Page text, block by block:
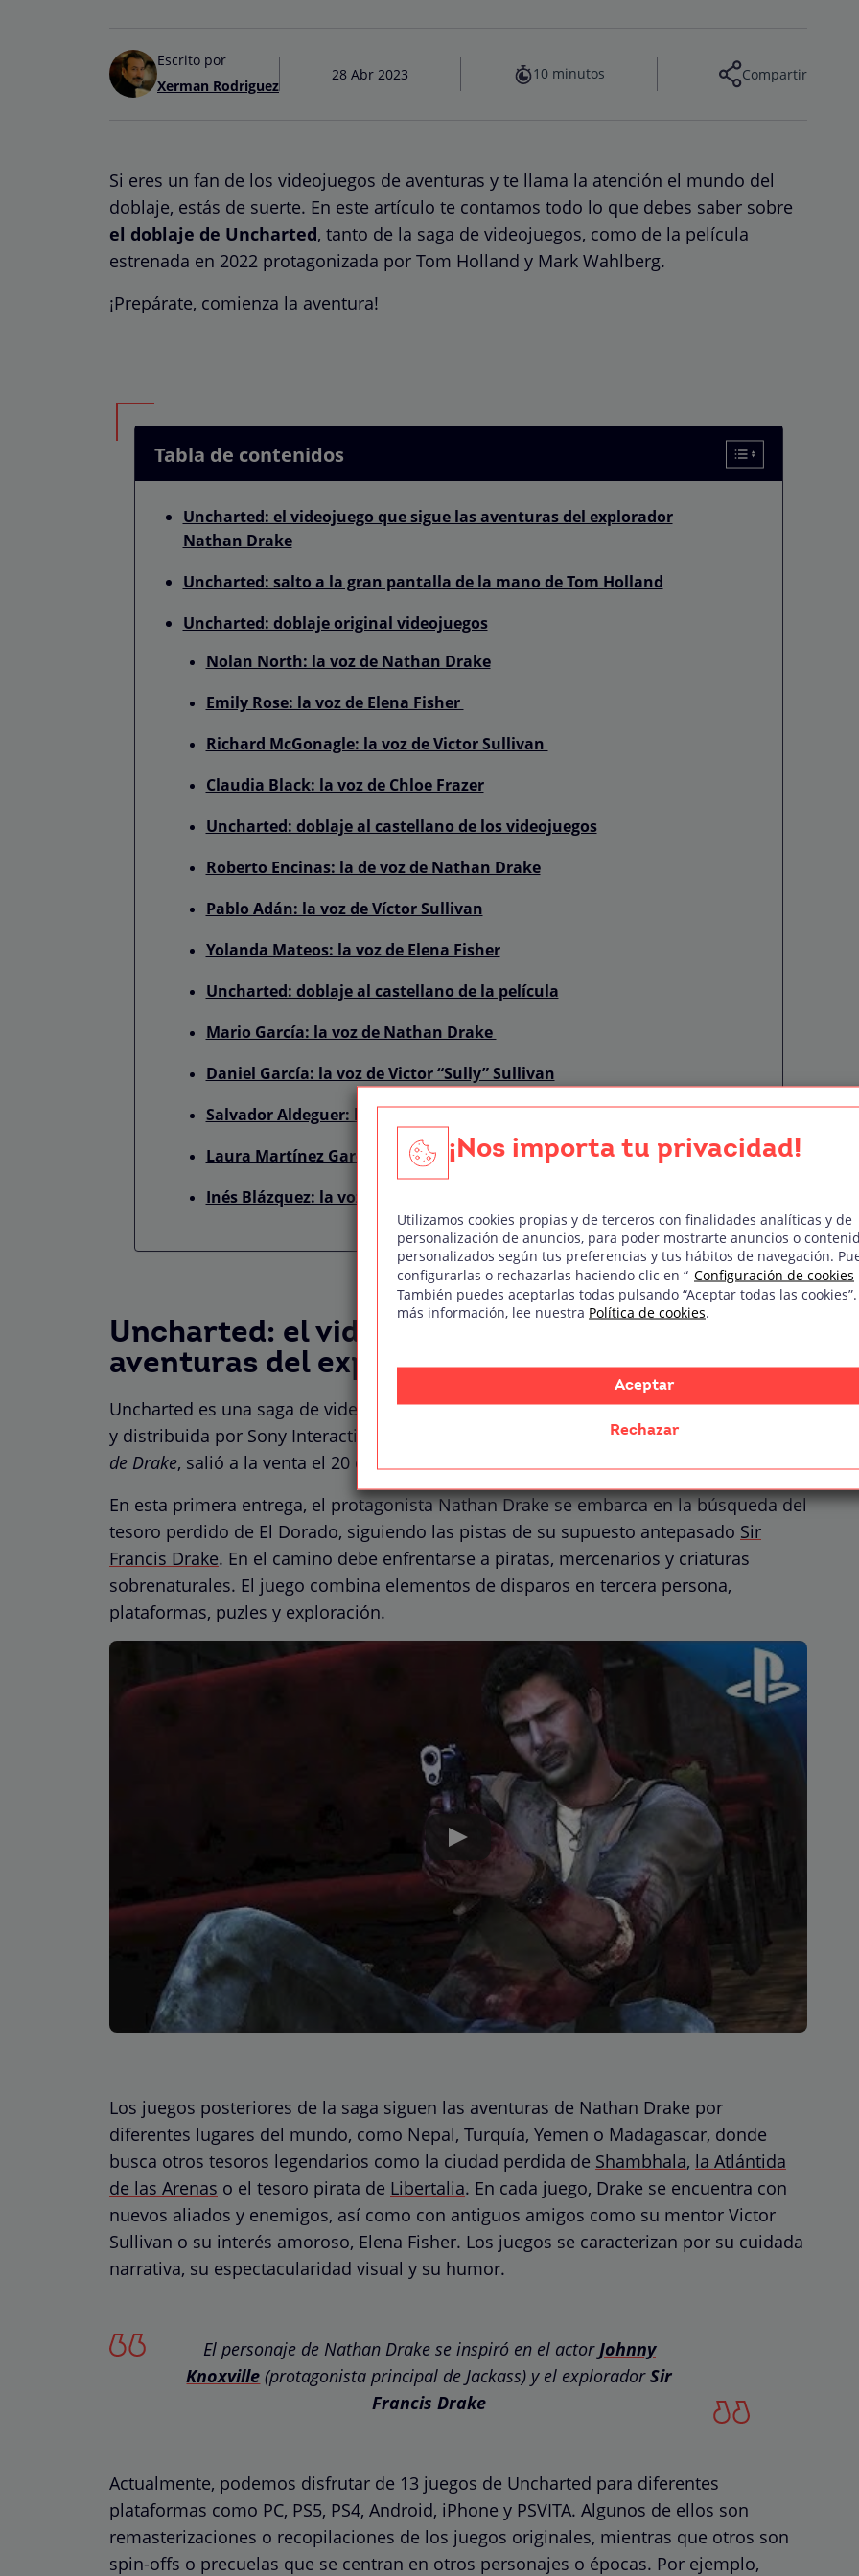
Escrito por
Xerman Rodriguez
28 Abr 2023 10 minutos Compartir
Si eres un fan de los videojuegos de aventuras y te llama la atención el mundo del
doblaje, estás de suerte. En este artículo te contamos todo lo que debes saber sobre
el doblaje de Uncharted, tanto de la saga de videojuegos, como de la película
estrenada en 2022 protagonizada por Tom Holland y Mark Wahlberg.
¡Prepárate, comienza la aventura!
Tabla de contenidos
Uncharted: el videojuego que sigue las aventuras del explorador
Nathan Drake
Uncharted: salto a la gran pantalla de la mano de Tom Holland
Uncharted: doblaje original videojuegos
Nolan North: la voz de Nathan Drake
Emily Rose: la voz de Elena Fisher
Richard McGonagle: la voz de Victor Sullivan
Claudia Black: la voz de Chloe Frazer
Uncharted: doblaje al castellano de los videojuegos
Roberto Encinas: la de voz de Nathan Drake
Pablo Adán: la voz de Víctor Sullivan
Yolanda Mateos: la voz de Elena Fisher
Uncharted: doblaje al castellano de la película
Mario García: la voz de Nathan Drake
Daniel García: la voz de Victor “Sully” Sullivan
Salvador Aldeguer: la voz de Santiago Moncada
Laura Martínez García: la voz de Chloe Frazer
Inés Blázquez: la voz de Jo Braddock
Uncharted: el videojuego que sigue las
aventuras del explorador Nathan Drake
Uncharted es una saga de videojuegos de acción y aventura creada por Naughty Dog
y distribuida por Sony Interactive Entertainment. El primer juego,Uncharted: El tesoro
de Drake, salió a la venta el 20 de noviembre de 2007, en exclusiva para PlayStation 3.
En esta primera entrega, el protagonista Nathan Drake se embarca en la búsqueda del
tesoro perdido de El Dorado, siguiendo las pistas de su supuesto antepasado Sir
Francis Drake. En el camino debe enfrentarse a piratas, mercenarios y criaturas
sobrenaturales. El juego combina elementos de disparos en tercera persona,
plataformas, puzles y exploración.
Los juegos posteriores de la saga siguen las aventuras de Nathan Drake por
diferentes lugares del mundo, como Nepal, Turquía, Yemen o Madagascar, donde
busca otros tesoros legendarios como la ciudad perdida de Shambhala, la Atlántida
de las Arenas o el tesoro pirata de Libertalia. En cada juego, Drake se encuentra con
nuevos aliados y enemigos, así como con antiguos amigos como su mentor Victor
Sullivan o su interés amoroso, Elena Fisher. Los juegos se caracterizan por su cuidada
narrativa, su espectacularidad visual y su humor.
El personaje de Nathan Drake se inspiró en el actorJohnny
Knoxville (protagonista principal de Jackass) y el exploradorSir
Francis Drake
Actualmente, podemos disfrutar de 13 juegos de Uncharted para diferentes
plataformas como PC, PS5, PS4, Android, iPhone y PSVITA. Algunos de ellos son
remasterizaciones o recopilaciones de los juegos originales, mientras que otros son
spin-offs o precuelas que se centran en otros personajes o épocas. Por ejemplo,
¡Nos importa tu privacidad!
Utilizamos cookies propias y de terceros con finalidades analíticas y de
personalización de anuncios, para poder mostrarte anuncios o
personalizados según tus preferencias y tus hábitos de navegación.
configurarlas o rechazarlas haciendo clic en “ Configuración de cookies
También puedes aceptarlas todas pulsando “Aceptar todas las
más información, lee nuestra Política de cookies.
Aceptar
Rechazar